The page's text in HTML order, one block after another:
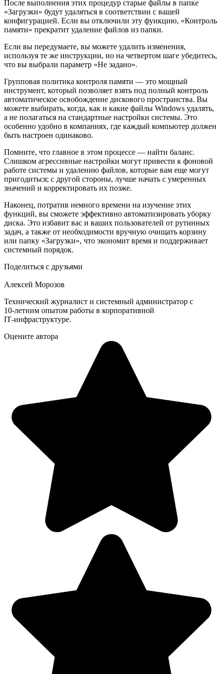
После выполнения этих процедур старые файлы в папке
«Загрузки» будут удаляться в соответствии с вашей
конфигурацией. Если вы отключили эту функцию, «Контроль
памяти» прекратит удаление файлов из папки.
Если вы передумаете, вы можете удалить изменения,
используя те же инструкции, но на четвертом шаге убедитесь,
что вы выбрали параметр «Не задано».
Групповая политика контроля памяти — это мощный
инструмент, который позволяет взять под полный контроль
автоматическое освобождение дискового пространства. Вы
можете выбирать, когда, как и какие файлы Windows удалять,
а не полагаться на стандартные настройки системы. Это
особенно удобно в компаниях, где каждый компьютер должен
быть настроен одинаково.
Помните, что главное в этом процессе — найти баланс.
Слишком агрессивные настройки могут привести к фоновой
работе системы и удалению файлов, которые вам еще могут
пригодиться; с другой стороны, лучше начать с умеренных
значений и корректировать их позже.
Наконец, потратив немного времени на изучение этих
функций, вы сможете эффективно автоматизировать уборку
диска. Это избавит вас и ваших пользователей от рутинных
задач, а также от необходимости вручную очищать корзину
или папку «Загрузки», что экономит время и поддерживает
системный порядок.
Поделиться с друзьями
Алексей Морозов
Технический журналист и системный администратор с
10‑летним опытом работы в корпоративной
IT‑инфраструктуре.
Оцените автора